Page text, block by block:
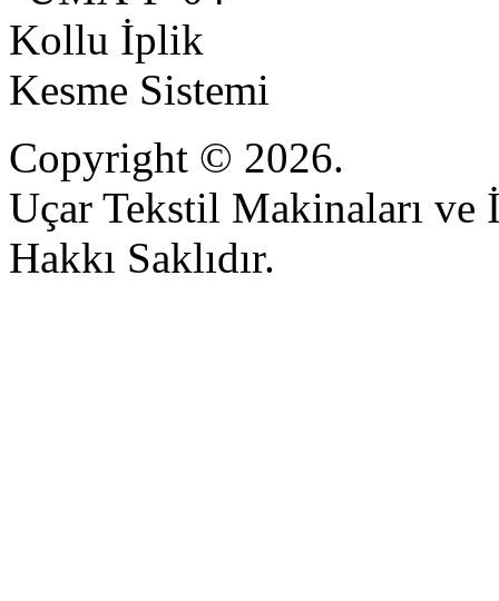
Copyright © 2026.
Uçar Tekstil Makinaları ve
Hakkı Saklıdır.